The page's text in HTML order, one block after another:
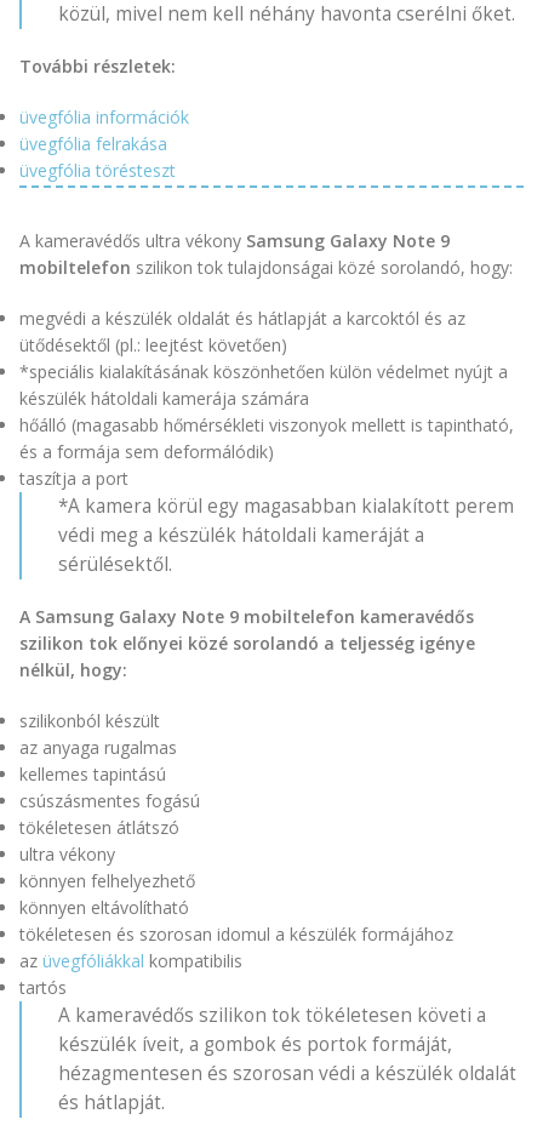
közül, mivel nem kell néhány havonta cserélni őket.
További részletek:
üvegfólia információk
üvegfólia felrakása
üvegfólia törésteszt
A kameravédős ultra vékony Samsung Galaxy Note 9
mobiltelefon szilikon tok tulajdonságai közé sorolandó, hogy:
megvédi a készülék oldalát és hátlapját a karcoktól és az
ütődésektől (pl.: leejtést követően)
*speciális kialakításának köszönhetően külön védelmet nyújt a
készülék hátoldali kamerája számára
hőálló (magasabb hőmérsékleti viszonyok mellett is tapintható,
és a formája sem deformálódik)
taszítja a port
*A kamera körül egy magasabban kialakított perem
védi meg a készülék hátoldali kameráját a
sérülésektől.
A Samsung Galaxy Note 9 mobiltelefon kameravédős
szilikon tok előnyei közé sorolandó a teljesség igénye
nélkül, hogy:
szilikonból készült
az anyaga rugalmas
kellemes tapintású
csúszásmentes fogású
tökéletesen átlátszó
ultra vékony
könnyen felhelyezhető
könnyen eltávolítható
tökéletesen és szorosan idomul a készülék formájához
az üvegfóliákkal kompatibilis
tartós
A kameravédős szilikon tok tökéletesen követi a
készülék íveit, a gombok és portok formáját,
hézagmentesen és szorosan védi a készülék oldalát
és hátlapját.